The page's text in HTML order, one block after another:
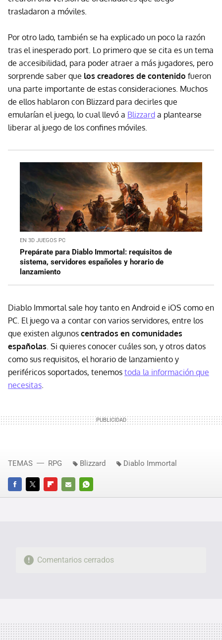
trasladaron a móviles.
Por otro lado, también se ha explicado un poco la razón
tras el inesperado port. Lo primero que se cita es un tema
de accesibilidad, para poder atraer a más jugadores, pero
sorprende saber que los creadores de contenido fueron
una parte importante de estas consideraciones. Muchos
de ellos hablaron con Blizzard para decirles que
emularían el juego, lo cual llevó a Blizzard a plantearse
liberar al juego de los confines móviles.
EN 3D JUEGOS PC
Prepárate para Diablo Immortal: requisitos de
sistema, servidores españoles y horario de
lanzamiento
Diablo Immortal sale hoy tanto en Android e iOS como en
PC. El juego va a contar con varios servidores, entre los
que existen algunos centrados en comunidades
españolas . Si quieres conocer cuáles son, y otros datos
como sus requisitos, el horario de lanzamiento y
periféricos soportados, tenemos toda la información que
necesitas
FACEBOOKTWITTERFLIPBOARD
E-
WHATSAPP
TEMAS RPG Blizzard Diablo Immortal
Comentarios cerrados